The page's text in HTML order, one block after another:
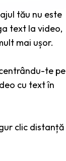
tău nu este
text la video,
mai ușor.
te pe
cu text în
clic distanță